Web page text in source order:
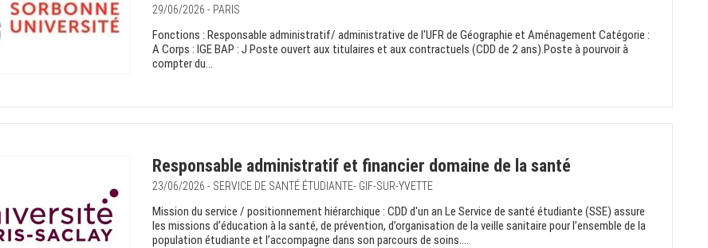
29/06/2026 - PARIS
Fonctions : Responsable administratif/ administrative de l'UFR de Géographie et Aménagement Catégorie :
A Corps : IGE BAP : J Poste ouvert aux titulaires et aux contractuels (CDD de 2 ans).Poste à pourvoir à
compter du...
Responsable administratif et financier domaine de la santé
23/06/2026 - SERVICE DE SANTÉ ÉTUDIANTE- GIF-SUR-YVETTE
Mission du service / positionnement hiérarchique : CDD d'un an Le Service de santé étudiante (SSE) assure
les missions d’éducation à la santé, de prévention, d’organisation de la veille sanitaire pour l’ensemble de la
population étudiante et l’accompagne dans son parcours de soins....